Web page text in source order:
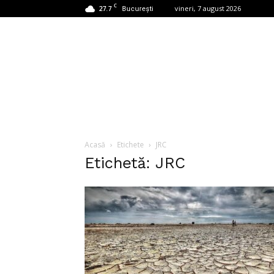
27.7 C București vineri, 7 august 2026
Acasă Etichete JRC
Etichetă: JRC